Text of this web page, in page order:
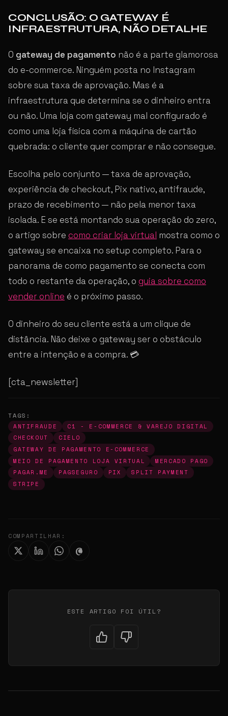
CONCLUSÃO: O GATEWAY É
INFRAESTRUTURA, NÃO DETALHE
O gateway de pagamento não é a parte glamorosa
do e-commerce. Ninguém posta no Instagram
sobre sua taxa de aprovação. Mas é a
infraestrutura que determina se o dinheiro entra
ou não. Uma loja com gateway mal configurado é
como uma loja física com a máquina de cartão
quebrada: o cliente quer comprar e não consegue.
Escolha pelo conjunto — taxa de aprovação,
experiência de checkout, Pix nativo, antifraude,
prazo de recebimento — não pela menor taxa
isolada. E se está montando sua operação do zero,
o artigo sobre como criar loja virtual mostra como o
gateway se encaixa no setup completo. Para o
panorama de como pagamento se conecta com
todo o restante da operação, o guia sobre como
vender online é o próximo passo.
O dinheiro do seu cliente está a um clique de
distância. Não deixe o gateway ser o obstáculo
entre a intenção e a compra. 💳
[cta_newsletter]
TAGS:
ANTIFRAUDE
C1 - E-COMMERCE & VAREJO DIGITAL
CHECKOUT
CIELO
GATEWAY DE PAGAMENTO E-COMMERCE
MEIO DE PAGAMENTO LOJA VIRTUAL
MERCADO PAGO
PAGAR.ME
PAGSEGURO PIX
SPLIT PAYMENT
STRIPE
COMPARTILHAR:
ESTE ARTIGO FOI ÚTIL?